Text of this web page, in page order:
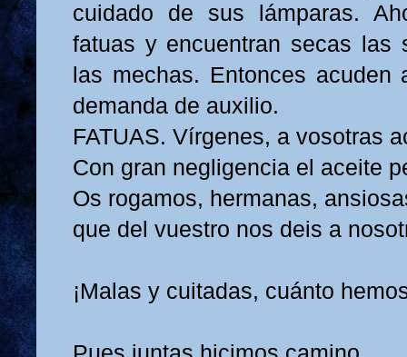
cuidado de sus lámparas.
fatuas y encuentran secas las
las mechas. Entonces acuden
demanda de auxilio.
FATUAS. Vírgenes, a vosotras
Con gran negligencia el aceite
Os rogamos, hermanas,
que del vuestro nos deis a
¡Malas y cuitadas, cuánto